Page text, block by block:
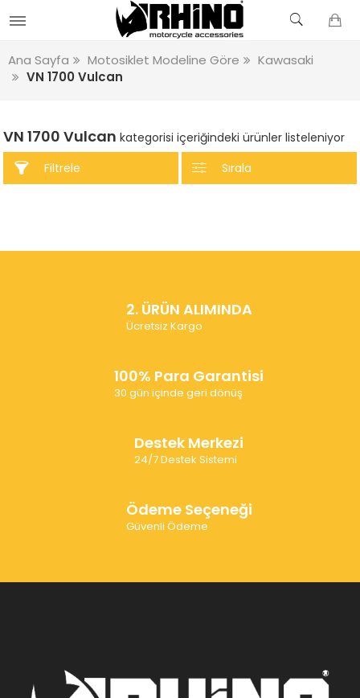
Ana Sayfa Motosiklet Modeline Göre
Kawasaki
VN 1700 Vulcan
VN 1700 Vulcan kategorisi içeriğindeki ürünler listeleniyor
Filtrele
Sırala
2. ÜRÜN ALIMINDA
Ücretsiz Kargo
100% Para Garantisi
30 gün içinde geri dönüş
Destek Merkezi
24/7 Destek Sistemi
Ödeme Seçeneği
Güvenli Ödeme